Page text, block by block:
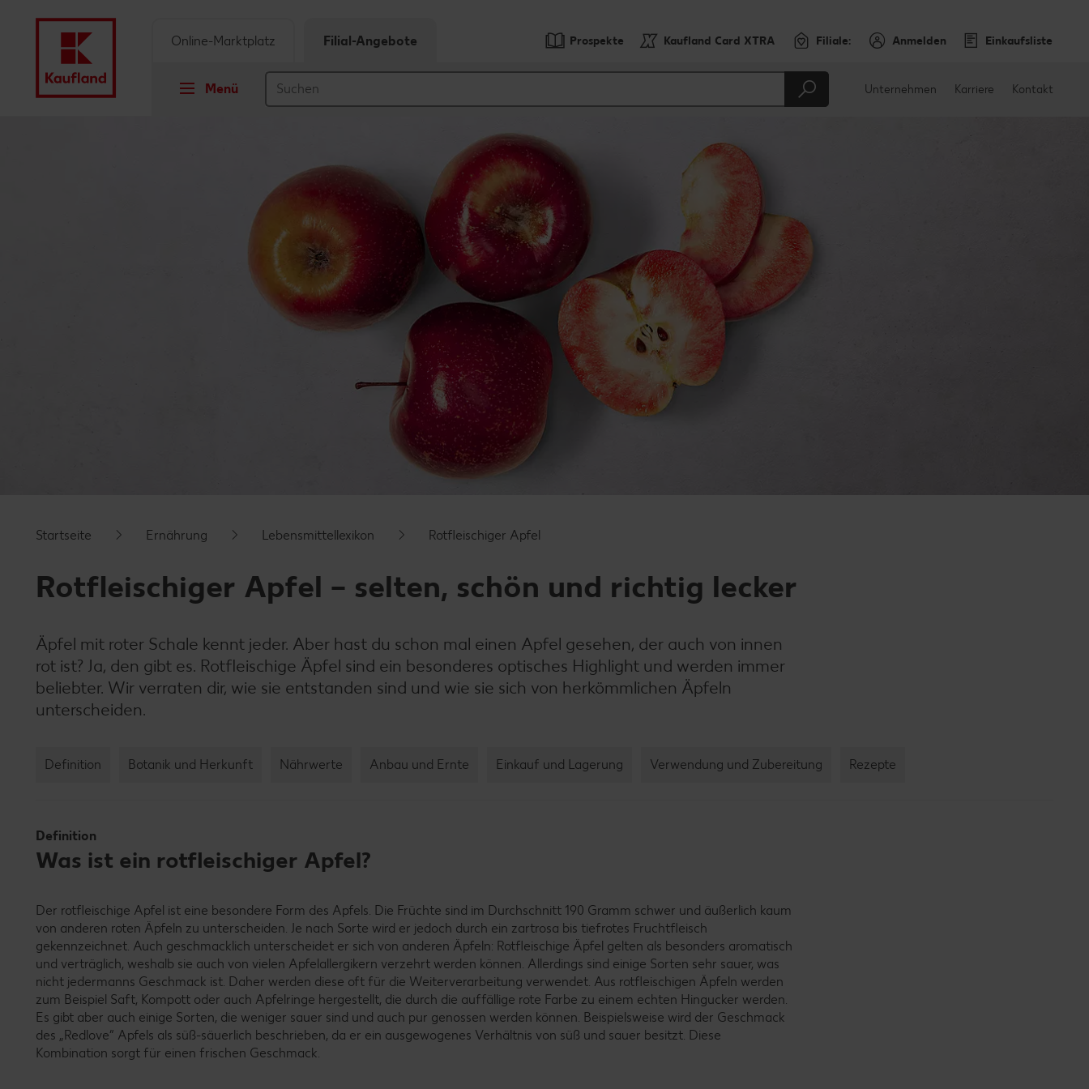
Prospekte Kaufland Card XTRA Filiale: Anmelden Einkaufsliste
Menü
Online-Marktplatz Filial-Angebote
Unternehmen Karriere Kontakt
Startseite Ernährung Lebensmittellexikon Rotfleischiger Apfel
Rotfleischiger Apfel – selten, schön und richtig lecker
Äpfel mit roter Schale kennt jeder. Aber hast du schon mal einen Apfel gesehen, der auch von innen
rot ist? Ja, den gibt es. Rotfleischige Äpfel sind ein besonderes optisches Highlight und werden immer
beliebter. Wir verraten dir, wie sie entstanden sind und wie sie sich von herkömmlichen Äpfeln
unterscheiden.
Definition Botanik und Herkunft Nährwerte Anbau und Ernte Einkauf und Lagerung Verwendung und Zubereitung Rezepte
Definition
Was ist ein rotfleischiger Apfel?
Der rotfleischige Apfel ist eine besondere Form des Apfels. Die Früchte sind im Durchschnitt 190 Gramm schwer und äußerlich kaum
von anderen roten Äpfeln zu unterscheiden. Je nach Sorte wird er jedoch durch ein zartrosa bis tiefrotes Fruchtfleisch
gekennzeichnet. Auch geschmacklich unterscheidet er sich von anderen Äpfeln: Rotfleischige Äpfel gelten als besonders aromatisch
und verträglich, weshalb sie auch von vielen Apfelallergikern verzehrt werden können. Allerdings sind einige Sorten sehr sauer, was
nicht jedermanns Geschmack ist. Daher werden diese oft für die Weiterverarbeitung verwendet. Aus rotfleischigen Äpfeln werden
zum Beispiel Saft, Kompott oder auch Apfelringe hergestellt, die durch die auffällige rote Farbe zu einem echten Hingucker werden.
Es gibt aber auch einige Sorten, die weniger sauer sind und auch pur genossen werden können. Beispielsweise wird der Geschmack
des „Redlove“ Apfels als süß-säuerlich beschrieben, da er ein ausgewogenes Verhältnis von süß und sauer besitzt. Diese
Kombination sorgt für einen frischen Geschmack.